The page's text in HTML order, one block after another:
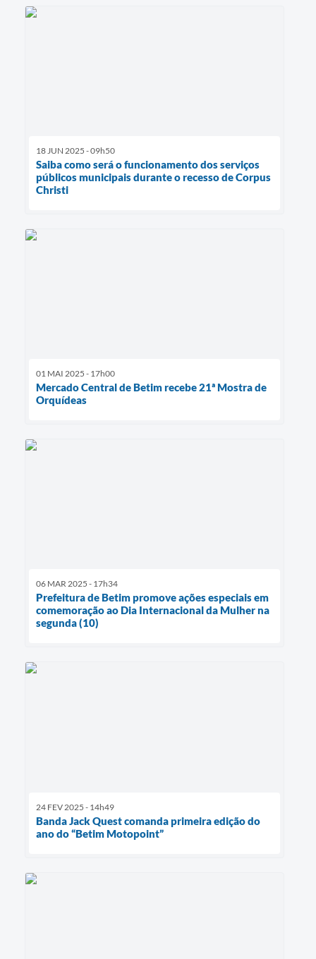
18 JUN 2025 - 09h50
Saiba como será o funcionamento dos serviços
públicos municipais durante o recesso de Corpus
Christi
01 MAI 2025 - 17h00
Mercado Central de Betim recebe 21ª Mostra de
Orquídeas
06 MAR 2025 - 17h34
Prefeitura de Betim promove ações especiais em
comemoração ao Dia Internacional da Mulher na
segunda (10)
24 FEV 2025 - 14h49
Banda Jack Quest comanda primeira edição do
ano do “Betim Motopoint”